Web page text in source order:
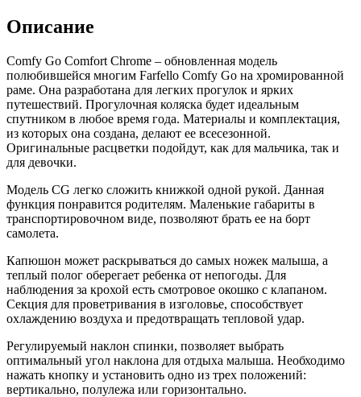
Chrome
темно-
бежевый
Описание
Comfy Go Comfort Chrome – обновленная модель
полюбившейся многим Farfello Comfy Go на хромированной
раме. Она разработана для легких прогулок и ярких
путешествий. Прогулочная коляска будет идеальным
спутником в любое время года. Материалы и комплектация,
из которых она создана, делают ее всесезонной.
Оригинальные расцветки подойдут, как для мальчика, так и
для девочки.
Модель CG легко сложить книжкой одной рукой. Данная
функция понравится родителям. Маленькие габариты в
транспортировочном виде, позволяют брать ее на борт
самолета.
Капюшон может раскрываться до самых ножек малыша, а
теплый полог оберегает ребенка от непогоды. Для
наблюдения за крохой есть смотровое окошко с клапаном.
Секция для проветривания в изголовье, способствует
охлаждению воздуха и предотвращать тепловой удар.
Регулируемый наклон спинки, позволяет выбрать
оптимальный угол наклона для отдыха малыша. Необходимо
нажать кнопку и установить одно из трех положений:
вертикально, полулежа или горизонтально.